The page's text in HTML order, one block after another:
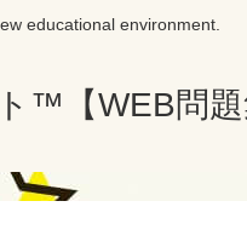
educational environment.
™【WEB問題